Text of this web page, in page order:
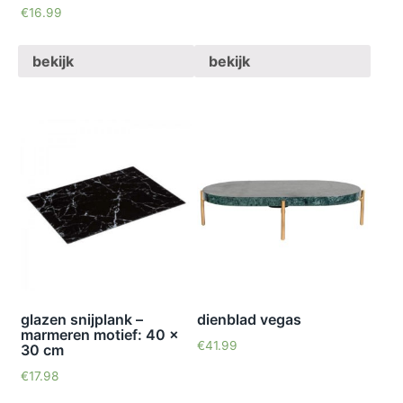
waardering
4.70
€16.99
bekijk bekijk
glazen snijplank –
marmeren motief: 40 x
30 cm
€17.98
dienblad vegas
€41.99